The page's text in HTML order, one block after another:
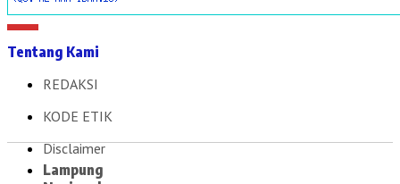
Tentang Kami
REDAKSI
KODE ETIK
Disclaimer
Lampung